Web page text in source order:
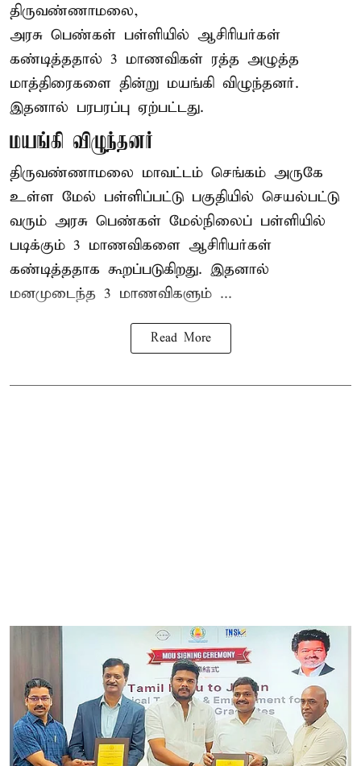
திருவண்ணாமலை,
அரசு பெண்கள் பள்ளியில் ஆசிரியர்கள்
கண்டித்ததால் 3 மாணவிகள் ரத்த அழுத்த
மாத்திரைகளை தின்று மயங்கி விழுந்தனர்.
இதனால் பரபரப்பு ஏற்பட்டது.
மயங்கி விழுந்தனர்
திருவண்ணாமலை மாவட்டம் செங்கம் அருகே
உள்ள மேல் பள்ளிப்பட்டு பகுதியில் செயல்பட்டு
வரும் அரசு பெண்கள் மேல்நிலைப் பள்ளியில்
படிக்கும் 3 மாணவிகளை ஆசிரியர்கள்
கண்டித்ததாக கூறப்படுகிறது. இதனால்
மனமுடைந்த 3 மாணவிகளும் ...
Read More